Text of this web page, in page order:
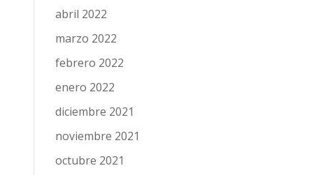
abril 2022
marzo 2022
febrero 2022
enero 2022
diciembre 2021
noviembre 2021
octubre 2021